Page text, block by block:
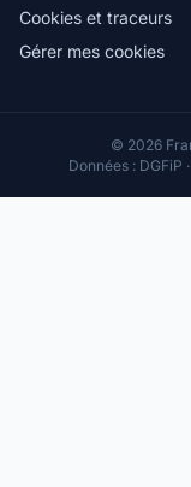
Cookies et traceurs
Gérer mes cookies
© 2026
Données : DGFiP